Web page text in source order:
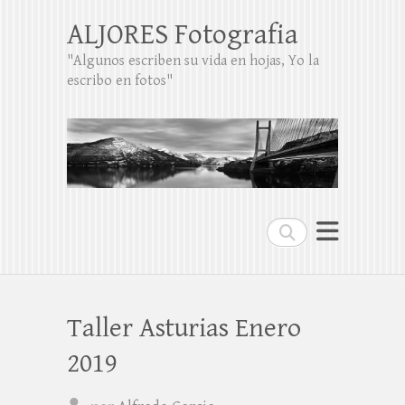
Buscar
ALJORES Fotografia
"Algunos escriben su vida en hojas, Yo la
escribo en fotos"
Taller Asturias Enero
2019